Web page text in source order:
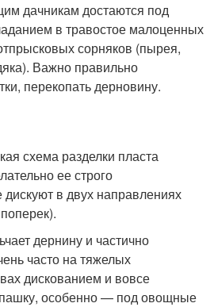
дачникам достаются под
в травостое малоценных
сорняков (пырея,
Важно правильно
перекопать дерновину.
схема разделки пласта
ее строго
в двух направлениях
дернину и частично
часто на тяжелых
дискованием и вовсе
особенно — под овощные